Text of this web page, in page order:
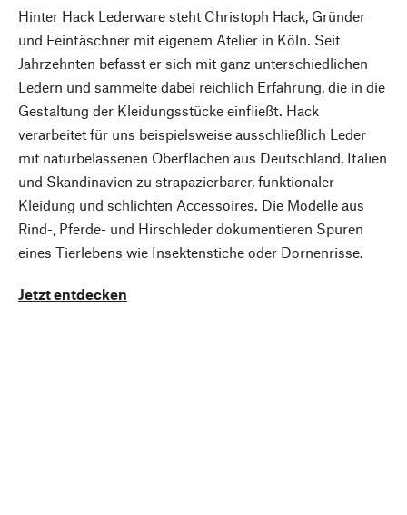
Hinter Hack Lederware steht Christoph Hack, Gründer
und Feintäschner mit eigenem Atelier in Köln. Seit
Jahrzehnten befasst er sich mit ganz unterschiedlichen
Ledern und sammelte dabei reichlich Erfahrung, die in die
Gestaltung der Kleidungsstücke einfließt. Hack
verarbeitet für uns beispielsweise ausschließlich Leder
mit naturbelassenen Oberflächen aus Deutschland, Italien
und Skandinavien zu strapazierbarer, funktionaler
Kleidung und schlichten Accessoires. Die Modelle aus
Rind-, Pferde- und Hirschleder dokumentieren Spuren
eines Tierlebens wie Insektenstiche oder Dornenrisse.
Jetzt entdecken